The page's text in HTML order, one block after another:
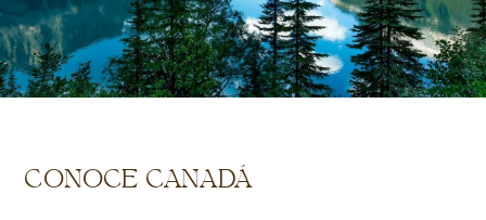
CONOCE CANADÁ